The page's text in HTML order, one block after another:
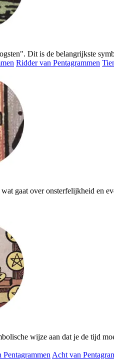
Dit is de belangrijkste
Ridder van Pentagrammen
gaat over onsterfelijkheid en
wijze aan dat je de tijd
Pentagrammen Acht van